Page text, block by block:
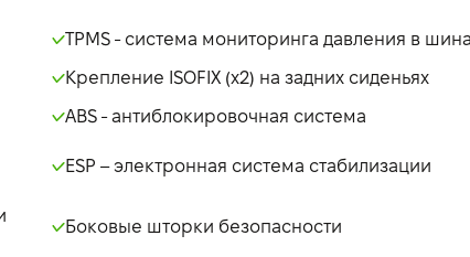
TPMS - система мониторинга давления в
Крепление ISOFIX (x2) на задних сиденьях
ABS - антиблокировочная система
ESP – электронная система стабилизации
Боковые шторки безопасности